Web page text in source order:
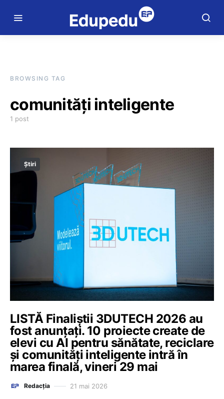
BROWSING TAG
comunități inteligente
1 post
Știri
LISTĂ Finaliștii 3DUTECH 2026 au
fost anunțați. 10 proiecte create de
elevi cu AI pentru sănătate, reciclare
și comunități inteligente intră în
marea finală, vineri 29 mai
Redacția 21 mai 2026